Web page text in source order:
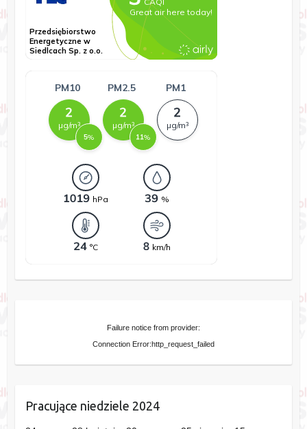
Failure notice from provider:
Connection Error:http_request_failed
Pracujące niedziele 2024